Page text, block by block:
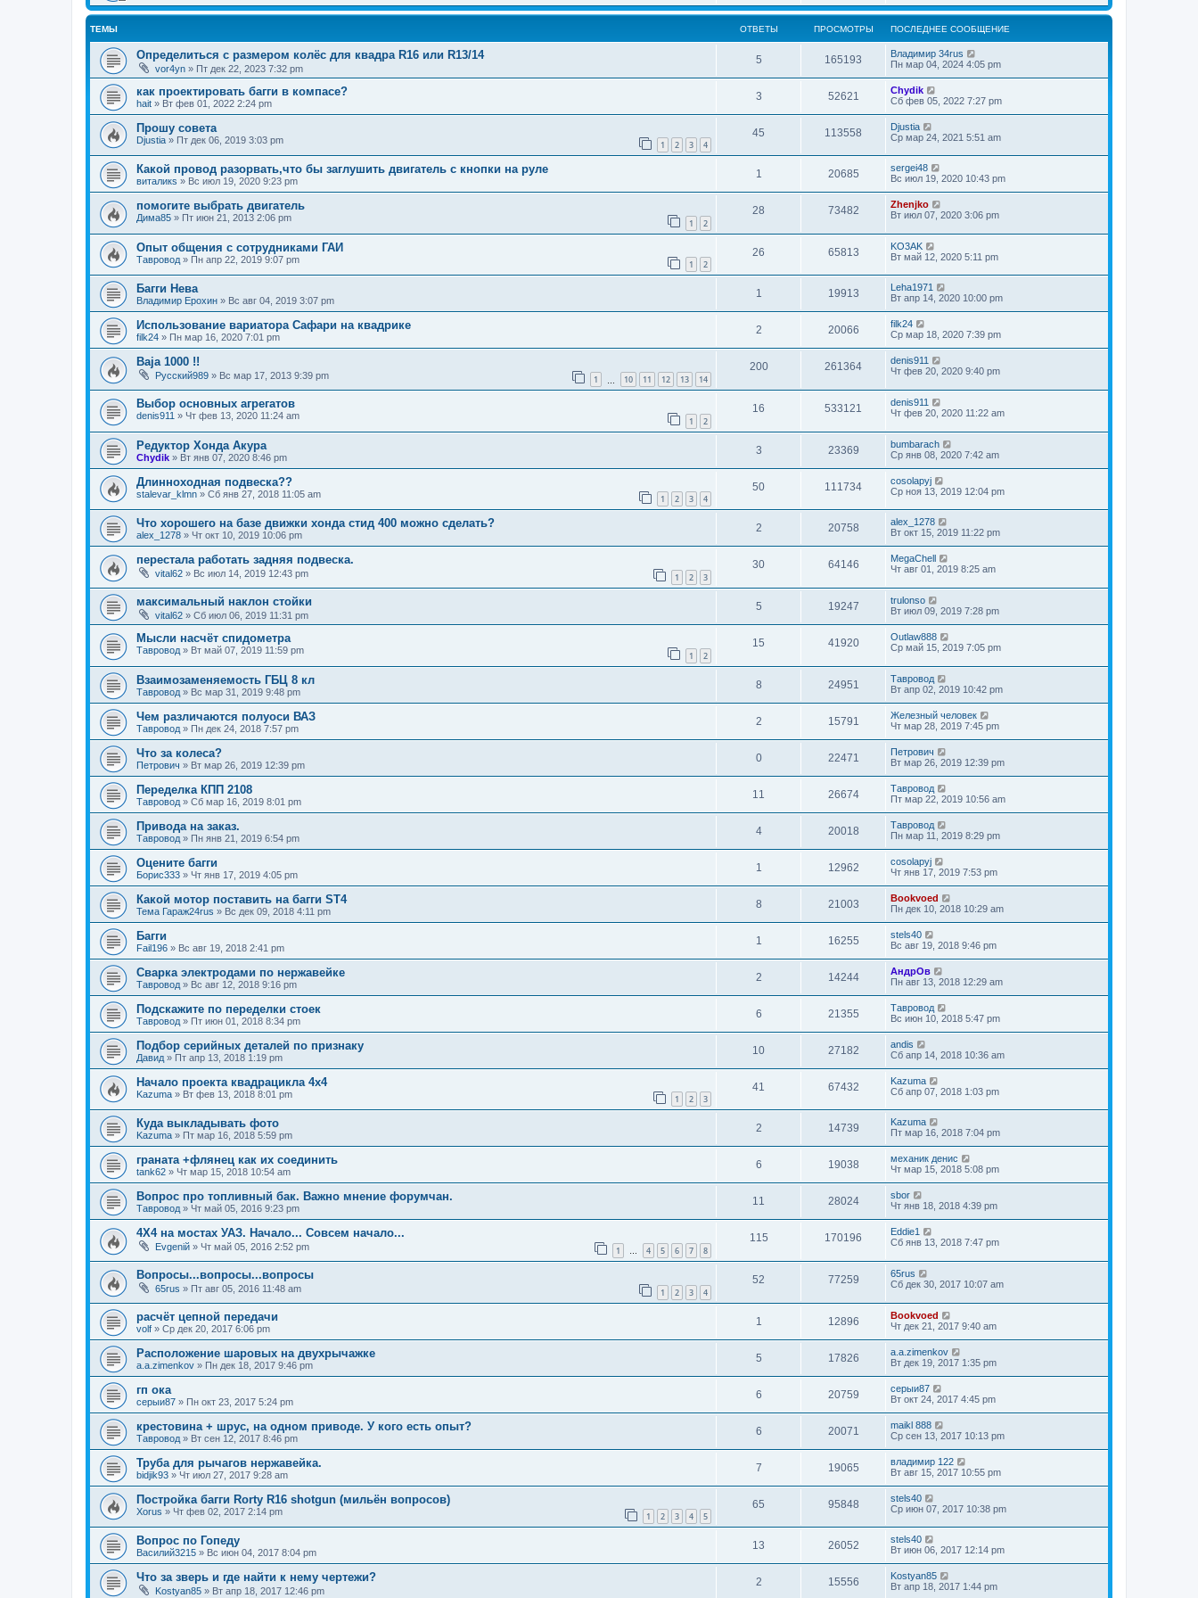
ТЕМЫ ОТВЕТЫ ПРОСМОТРЫ ПОСЛЕДНЕЕ СООБЩЕНИЕ
Определиться с размером колёс для квадра R16 или R13/14
vor4yn » Пт дек 22, 2023 7:32 pm
5 165193
Владимир 34rus
Пн мар 04, 2024 4:05 pm
как проектировать багги в компасе?
hait » Вт фев 01, 2022 2:24 pm
3 52621
Chydik
Сб фев 05, 2022 7:27 pm
Прошу совета
Djustia » Пт дек 06, 2019 3:03 pm 1 2 3 4
45 113558
Djustia
Ср мар 24, 2021 5:51 am
Какой провод разорвать,что бы заглушить двигатель с кнопки на руле
виталикs » Вс июл 19, 2020 9:23 pm
1 20685
sergei48
Вс июл 19, 2020 10:43 pm
помогите выбрать двигатель
Дима85 » Пт июн 21, 2013 2:06 pm 1 2
28 73482
Zhenjko
Вт июл 07, 2020 3:06 pm
Опыт общения с сотрудниками ГАИ
Тавровод » Пн апр 22, 2019 9:07 pm 1 2
26 65813
KO3AK
Вт май 12, 2020 5:11 pm
Багги Нева
Владимир Ерохин » Вс авг 04, 2019 3:07 pm
1 19913
Leha1971
Вт апр 14, 2020 10:00 pm
Использование вариатора Сафари на квадрике
filk24 » Пн мар 16, 2020 7:01 pm
2 20066
filk24
Ср мар 18, 2020 7:39 pm
Baja 1000 !!
Русский989 » Вс мар 17, 2013 9:39 pm 1 10 11 12 13 14
200 261364
denis911
Чт фев 20, 2020 9:40 pm
Выбор основных агрегатов
denis911 » Чт фев 13, 2020 11:24 am 1 2
16 533121
denis911
Чт фев 20, 2020 11:22 am
Редуктор Хонда Акура
Chydik » Вт янв 07, 2020 8:46 pm
3 23369
bumbarach
Ср янв 08, 2020 7:42 am
Длинноходная подвеска??
stalevar_klmn » Сб янв 27, 2018 11:05 am 1 2 3 4
50 111734
cosolapyj
Ср ноя 13, 2019 12:04 pm
Что хорошего на базе движки хонда стид 400 можно сделать?
alex_1278 » Чт окт 10, 2019 10:06 pm
2 20758
alex_1278
Вт окт 15, 2019 11:22 pm
перестала работать задняя подвеска.
vital62 » Вс июл 14, 2019 12:43 pm 1 2 3
30 64146
MegaChell
Чт авг 01, 2019 8:25 am
максимальный наклон стойки
vital62 » Сб июл 06, 2019 11:31 pm
5 19247
trulonso
Вт июл 09, 2019 7:28 pm
Мысли насчёт спидометра
Тавровод » Вт май 07, 2019 11:59 pm 1 2
15 41920
Outlaw888
Ср май 15, 2019 7:05 pm
Взаимозаменяемость ГБЦ 8 кл
Тавровод » Вс мар 31, 2019 9:48 pm
8 24951
Тавровод
Вт апр 02, 2019 10:42 pm
Чем различаются полуоси ВАЗ
Тавровод » Пн дек 24, 2018 7:57 pm
2 15791
Железный человек
Чт мар 28, 2019 7:45 pm
Что за колеса?
Петрович » Вт мар 26, 2019 12:39 pm
0 22471
Петрович
Вт мар 26, 2019 12:39 pm
Переделка КПП 2108
Тавровод » Сб мар 16, 2019 8:01 pm
11 26674
Тавровод
Пт мар 22, 2019 10:56 am
Привода на заказ.
Тавровод » Пн янв 21, 2019 6:54 pm
4 20018
Тавровод
Пн мар 11, 2019 8:29 pm
Оцените багги
Борис333 » Чт янв 17, 2019 4:05 pm
1 12962
cosolapyj
Чт янв 17, 2019 7:53 pm
Какой мотор поставить на багги ST4
Тема Гараж24rus » Вс дек 09, 2018 4:11 pm
8 21003
Bookvoed
Пн дек 10, 2018 10:29 am
Багги
Fail196 » Вс авг 19, 2018 2:41 pm
1 16255
stels40
Вс авг 19, 2018 9:46 pm
Сварка электродами по нержавейке
Тавровод » Вс авг 12, 2018 9:16 pm
2 14244
АндрОв
Пн авг 13, 2018 12:29 am
Подскажите по переделки стоек
Тавровод » Пт июн 01, 2018 8:34 pm
6 21355
Тавровод
Вс июн 10, 2018 5:47 pm
Подбор серийных деталей по признаку
Давид » Пт апр 13, 2018 1:19 pm
10 27182
andis
Сб апр 14, 2018 10:36 am
Начало проекта квадрацикла 4x4
Kazuma » Вт фев 13, 2018 8:01 pm 1 2 3
41 67432
Kazuma
Сб апр 07, 2018 1:03 pm
Куда выкладывать фото
Kazuma » Пт мар 16, 2018 5:59 pm
2 14739
Kazuma
Пт мар 16, 2018 7:04 pm
граната +флянец как их соединить
tank62 » Чт мар 15, 2018 10:54 am
6 19038
механик денис
Чт мар 15, 2018 5:08 pm
Вопрос про топливный бак. Важно мнение форумчан.
Тавровод » Чт май 05, 2016 9:23 pm
11 28024
sbor
Чт янв 18, 2018 4:39 pm
4Х4 на мостах УАЗ. Начало... Совсем начало...
Evgeniй » Чт май 05, 2016 2:52 pm 1 … 4 5 6 7 8
115 170196
Eddie1
Сб янв 13, 2018 7:47 pm
Вопросы...вопросы...вопросы
65rus » Пт авг 05, 2016 11:48 am 1 2 3 4
52 77259
65rus
Сб дек 30, 2017 10:07 am
расчёт цепной передачи
volf » Ср дек 20, 2017 6:06 pm
1 12896
Bookvoed
Чт дек 21, 2017 9:40 am
Расположение шаровых на двухрычажке
a.a.zimenkov » Пн дек 18, 2017 9:46 pm
5 17826
a.a.zimenkov
Вт дек 19, 2017 1:35 pm
гп ока
серыи87 » Пн окт 23, 2017 5:24 pm
6 20759
серыи87
Вт окт 24, 2017 4:45 pm
крестовина + шрус, на одном приводе. У кого есть опыт?
Тавровод » Вт сен 12, 2017 8:46 pm
6 20071
maikl 888
Ср сен 13, 2017 10:13 pm
Труба для рычагов нержавейка.
bidjik93 » Чт июл 27, 2017 9:28 am
7 19065
владимир 122
Вт авг 15, 2017 10:55 pm
Постройка багги Rorty R16 shotgun (мильён вопросов)
Xorus » Чт фев 02, 2017 2:14 pm 1 2 3 4 5
65 95848
stels40
Ср июн 07, 2017 10:38 pm
Вопрос по Гопеду
Василий3215 » Вс июн 04, 2017 8:04 pm
13 26052
stels40
Вт июн 06, 2017 12:14 pm
Что за зверь и где найти к нему чертежи?
Kostyan85 » Вт апр 18, 2017 12:46 pm
2 15556
Kostyan85
Вт апр 18, 2017 1:44 pm